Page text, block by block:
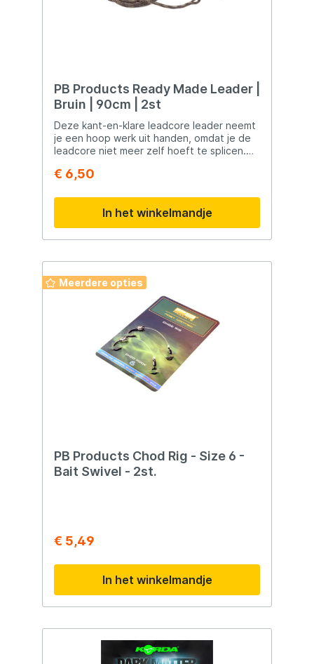
PB Products Ready Made Leader |
Bruin | 90cm | 2st
Deze kant-en-klare leadcore leader neemt
je een hoop werk uit handen, omdat je de
leadcore niet meer zelf hoeft te splicen.
zware kern blijft hij mooi tegen de bodem
€ 6,50
In het winkelmandje
Meerdere opties
PB Products Chod Rig - Size 6 -
Bait Swivel - 2st.
€ 5,49
In het winkelmandje